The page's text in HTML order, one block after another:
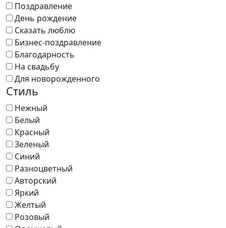
Поздравление
День рождение
Сказать люблю
Бизнес-поздравление
Благодарность
На свадьбу
Для новорожденного
Стиль
Нежный
Белый
Красный
Зеленый
Синий
Разноцветный
Авторский
Яркий
Желтый
Розовый